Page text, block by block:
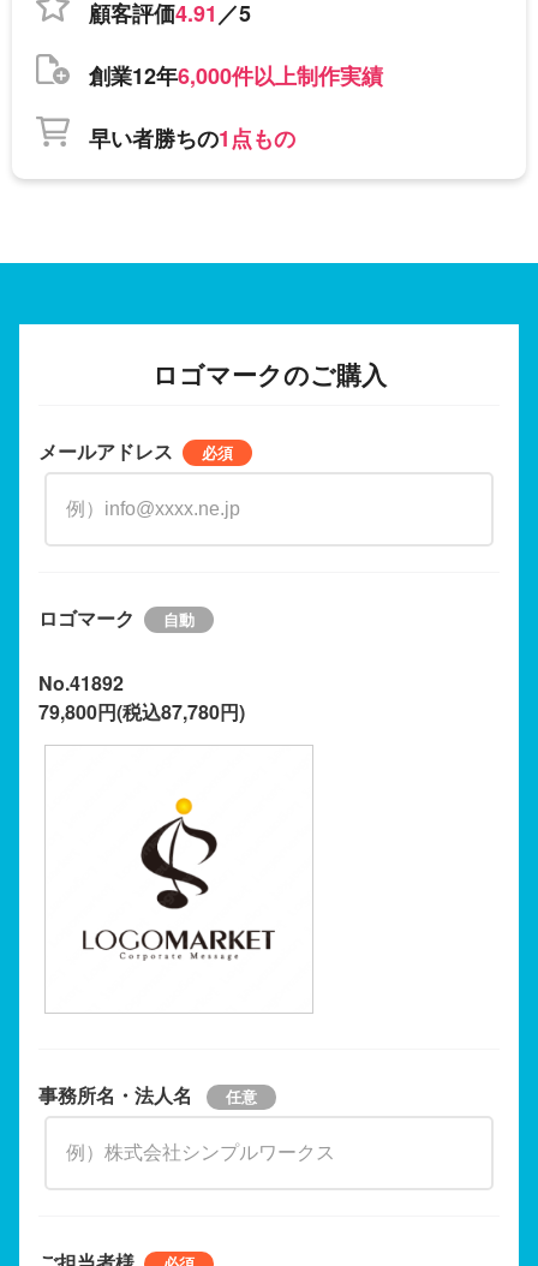
顧客評価4.91／5
創業12年6,000件以上制作実績
早い者勝ちの1点もの
ロゴマークのご購入
メールアドレス
ロゴマーク
No.41892
79,800円(税込87,780円)
事務所名・法人名